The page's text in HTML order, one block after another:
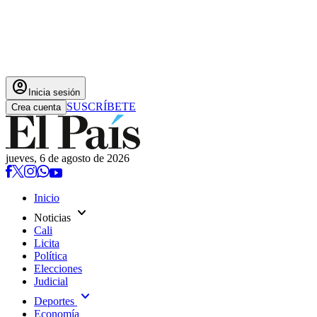
account_circle Inicia sesión
Crea cuenta SUSCRÍBETE
jueves, 6 de agosto de 2026
Inicio
Noticias expand_more
Cali
Licita
Política
Elecciones
Judicial
Deportes expand_more
Economía